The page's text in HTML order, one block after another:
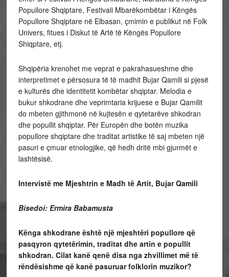
Popullore Shqiptare, Festivali Mbarëkombëtar i Këngës
Popullore Shqiptare në Elbasan, çmimin e publikut në Folk
Univers, fitues i Diskut të Artë të Këngës Popullore
Shiqptare, etj.
Shqipëria krenohet me veprat e pakrahasueshme dhe
interpretimet e përsosura të të madhit Bujar Qamili si pjesë
e kulturës dhe identitetit kombëtar shqiptar. Melodia e
bukur shkodrane dhe veprimtaria krijuese e Bujar Qamilit
do mbeten gjithmonë në kujtesën e qytetarëve shkodran
dhe popullit shqiptar. Për Europën dhe botën muzika
popullore shqiptare dhe traditat artistike të saj mbeten një
pasuri e çmuar etnologjike, që hedh dritë mbi gjurmët e
lashtësisë.
Intervistë me Mjeshtrin e Madh të Artit, Bujar Qamili
Bisedoi: Ermira Babamusta
Kënga shkodrane është një mjeshtëri popullore që
pasqyron qytetërimin, traditat dhe artin e popullit
shkodran. Cilat kanë qenë disa nga zhvillimet më të
rëndësishme që kanë pasuruar folklorin muzikor?